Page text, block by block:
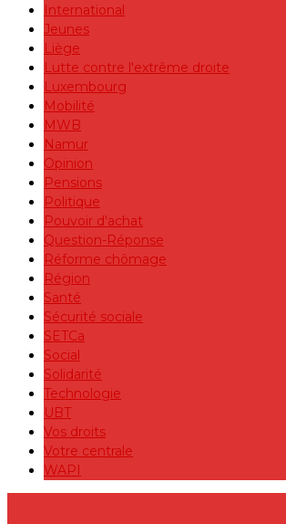
International
Jeunes
Liège
Lutte contre l'extrême droite
Luxembourg
Mobilité
MWB
Namur
Opinion
Pensions
Politique
Pouvoir d'achat
Question-Réponse
Réforme chômage
Région
Santé
Sécurité sociale
SETCa
Social
Solidarité
Technologie
UBT
Vos droits
Votre centrale
WAPI